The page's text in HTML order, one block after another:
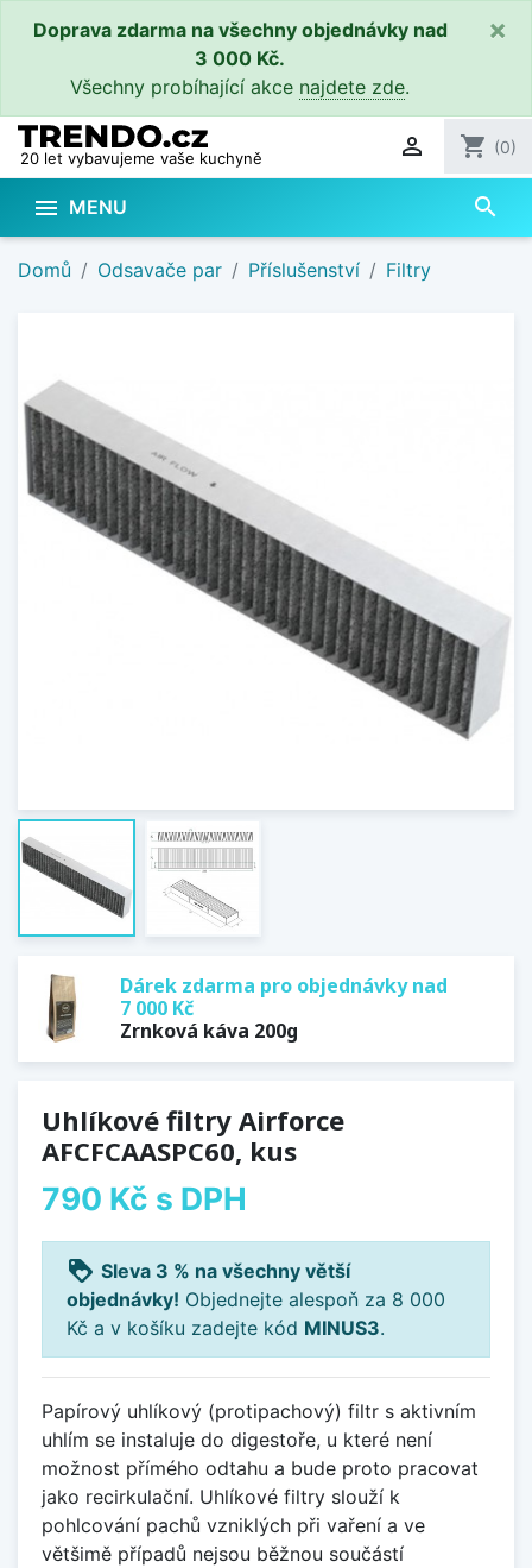
Doprava zdarma na všechny objednávky nad
3 000 Kč.
Všechny probíhající akce najdete zde.
×
20 let vybavujeme vaše kuchyně  shopping_cart (0)
 MENU search
Domů Odsavače par Příslušenství Filtry
Dárek zdarma pro objednávky nad
7 000 Kč
Zrnková káva 200g
Uhlíkové filtry Airforce
AFCFCAASPC60, kus
790 Kč s DPH
loyalty Sleva 3 % na všechny větší
objednávky! Objednejte alespoň za 8 000
Kč a v košíku zadejte kód MINUS3.
Papírový uhlíkový (protipachový) filtr s aktivním
uhlím se instaluje do digestoře, u které není
možnost přímého odtahu a bude proto pracovat
jako recirkulační. Uhlíkové filtry slouží k
pohlcování pachů vzniklých při vaření a ve
většimě případů nejsou běžnou součástí